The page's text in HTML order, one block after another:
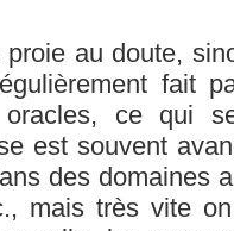
au doute,
fait
ce qui
est souvent
des domaines
mais très vite